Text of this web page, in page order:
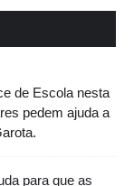
de Escola nesta
pedem ajuda a
para que as